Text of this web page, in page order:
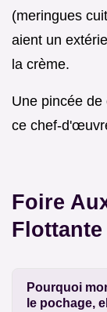
(meringues
aient un
la crème.
Une pincée
ce chef-
Foire
Flottante
Pourquoi
le pochage,